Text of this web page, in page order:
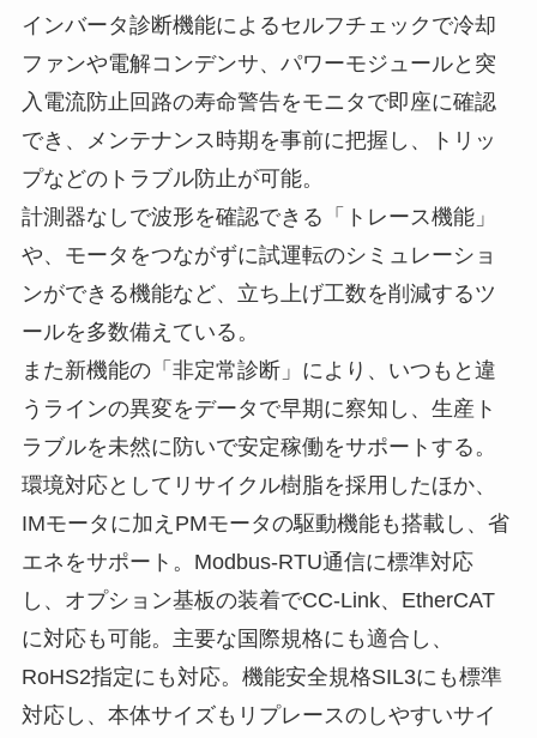
インバータ診断機能によるセルフチェックで冷却
ファンや電解コンデンサ、パワーモジュールと突
入電流防止回路の寿命警告をモニタで即座に確認
でき、メンテナンス時期を事前に把握し、トリッ
プなどのトラブル防止が可能。
計測器なしで波形を確認できる「トレース機能」
や、モータをつながずに試運転のシミュレーショ
ンができる機能など、立ち上げ工数を削減するツ
ールを多数備えている。
また新機能の「非定常診断」により、いつもと違
うラインの異変をデータで早期に察知し、生産ト
ラブルを未然に防いで安定稼働をサポートする。
環境対応としてリサイクル樹脂を採用したほか、
IMモータに加えPMモータの駆動機能も搭載し、省
エネをサポート。Modbus-RTU通信に標準対応
し、オプション基板の装着でCC-Link、EtherCAT
に対応も可能。主要な国際規格にも適合し、
RoHS2指定にも対応。機能安全規格SIL3にも標準
対応し、本体サイズもリプレースのしやすいサイ